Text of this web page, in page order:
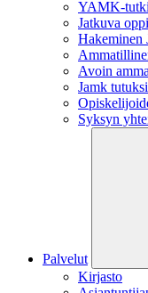
YAMK-
Jatkuva
Hakeminen
Avoin
Jamk
Syksyn
Palvelut
Kirjasto